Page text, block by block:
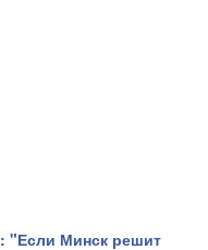
"Если Минск решит